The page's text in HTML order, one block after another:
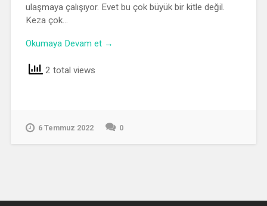
ulaşmaya çalışıyor. Evet bu çok büyük bir kitle değil.
Keza çok…
Okumaya Devam et →
2 total views
6 Temmuz 2022 0